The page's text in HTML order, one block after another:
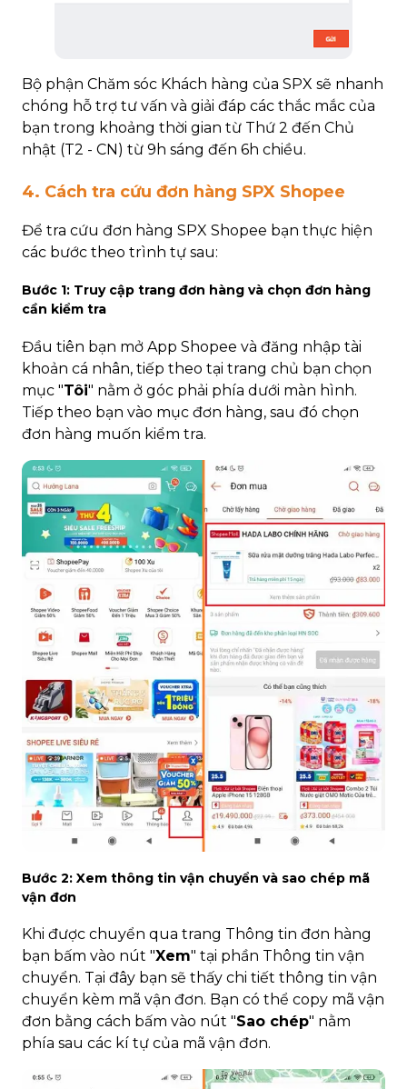
Bộ phận Chăm sóc Khách hàng của SPX sẽ nhanh
chóng hỗ trợ tư vấn và giải đáp các thắc mắc của
bạn trong khoảng thời gian từ Thứ 2 đến Chủ
nhật (T2 - CN) từ 9h sáng đến 6h chiều.
4. Cách tra cứu đơn hàng SPX Shopee
Để tra cứu đơn hàng SPX Shopee bạn thực hiện
các bước theo trình tự sau:
Bước 1: Truy cập trang đơn hàng và chọn đơn hàng
cần kiểm tra
Đầu tiên bạn mở App Shopee và đăng nhập tài
khoản cá nhân, tiếp theo tại trang chủ bạn chọn
mục "Tôi" nằm ở góc phải phía dưới màn hình.
Tiếp theo bạn vào mục đơn hàng, sau đó chọn
đơn hàng muốn kiểm tra.
Bước 2: Xem thông tin vận chuyển và sao chép mã
vận đơn
Khi được chuyển qua trang Thông tin đơn hàng
bạn bấm vào nút "Xem" tại phần Thông tin vận
chuyển. Tại đây bạn sẽ thấy chi tiết thông tin vận
chuyển kèm mã vận đơn. Bạn có thể copy mã vận
đơn bằng cách bấm vào nút "Sao chép" nằm
phía sau các kí tự của mã vận đơn.